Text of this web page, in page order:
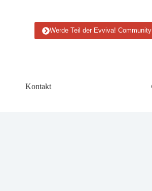
Werde Teil der Evviva! Community
Kontakt